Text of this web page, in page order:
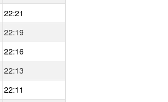
22:21
22:19
22:16
22:13
22:11